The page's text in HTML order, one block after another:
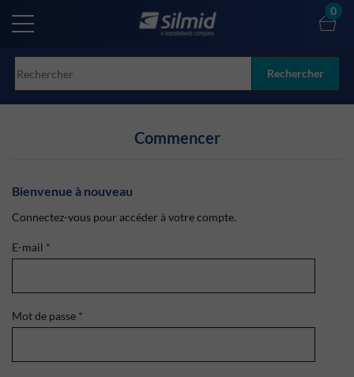
main
Rechercher
0
Commencer
Bienvenue à nouveau
Connectez-vous pour accéder à votre compte.
E-mail *
Mot de passe *